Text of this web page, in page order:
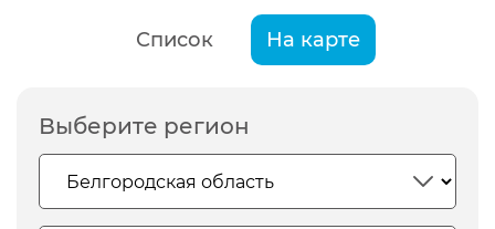
Список На карте
Выберите регион